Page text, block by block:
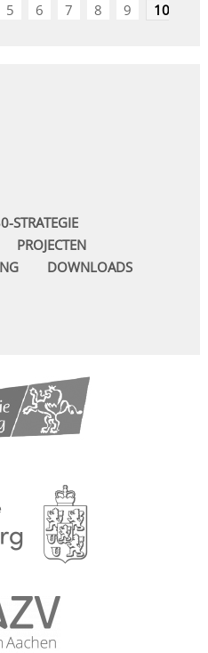
5 6 7 8 9 10
STRATEGIE
PROJECTEN
DOWNLOADS